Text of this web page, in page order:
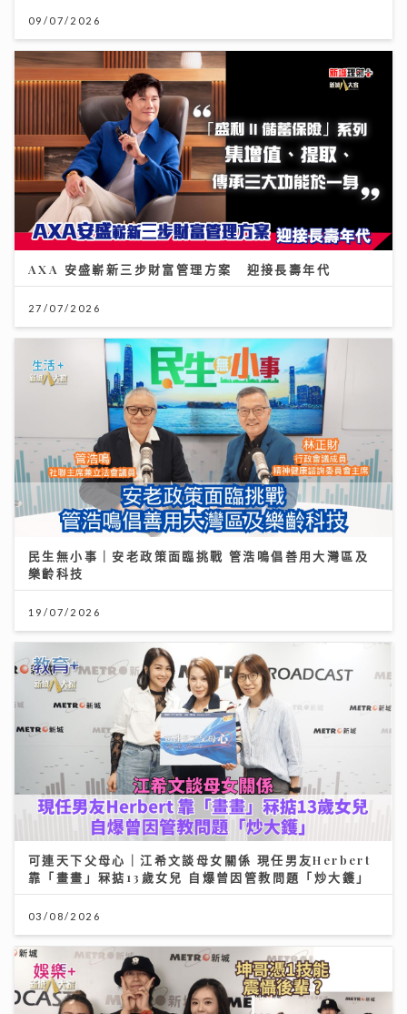
09/07/2026
AXA 安盛嶄新三步財富管理方案 迎接長壽年代
27/07/2026
民生無小事｜安老政策面臨挑戰 管浩鳴倡善用大灣區及
樂齡科技
19/07/2026
可連天下父母心｜江希文談母女關係 現任男友Herbert
靠「畫畫」冧掂13歲女兒 自爆曾因管教問題「炒大鑊」
03/08/2026